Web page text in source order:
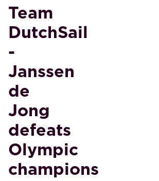
Team
DutchSail
-
Janssen
de
Jong
defeats
Olympic
champions